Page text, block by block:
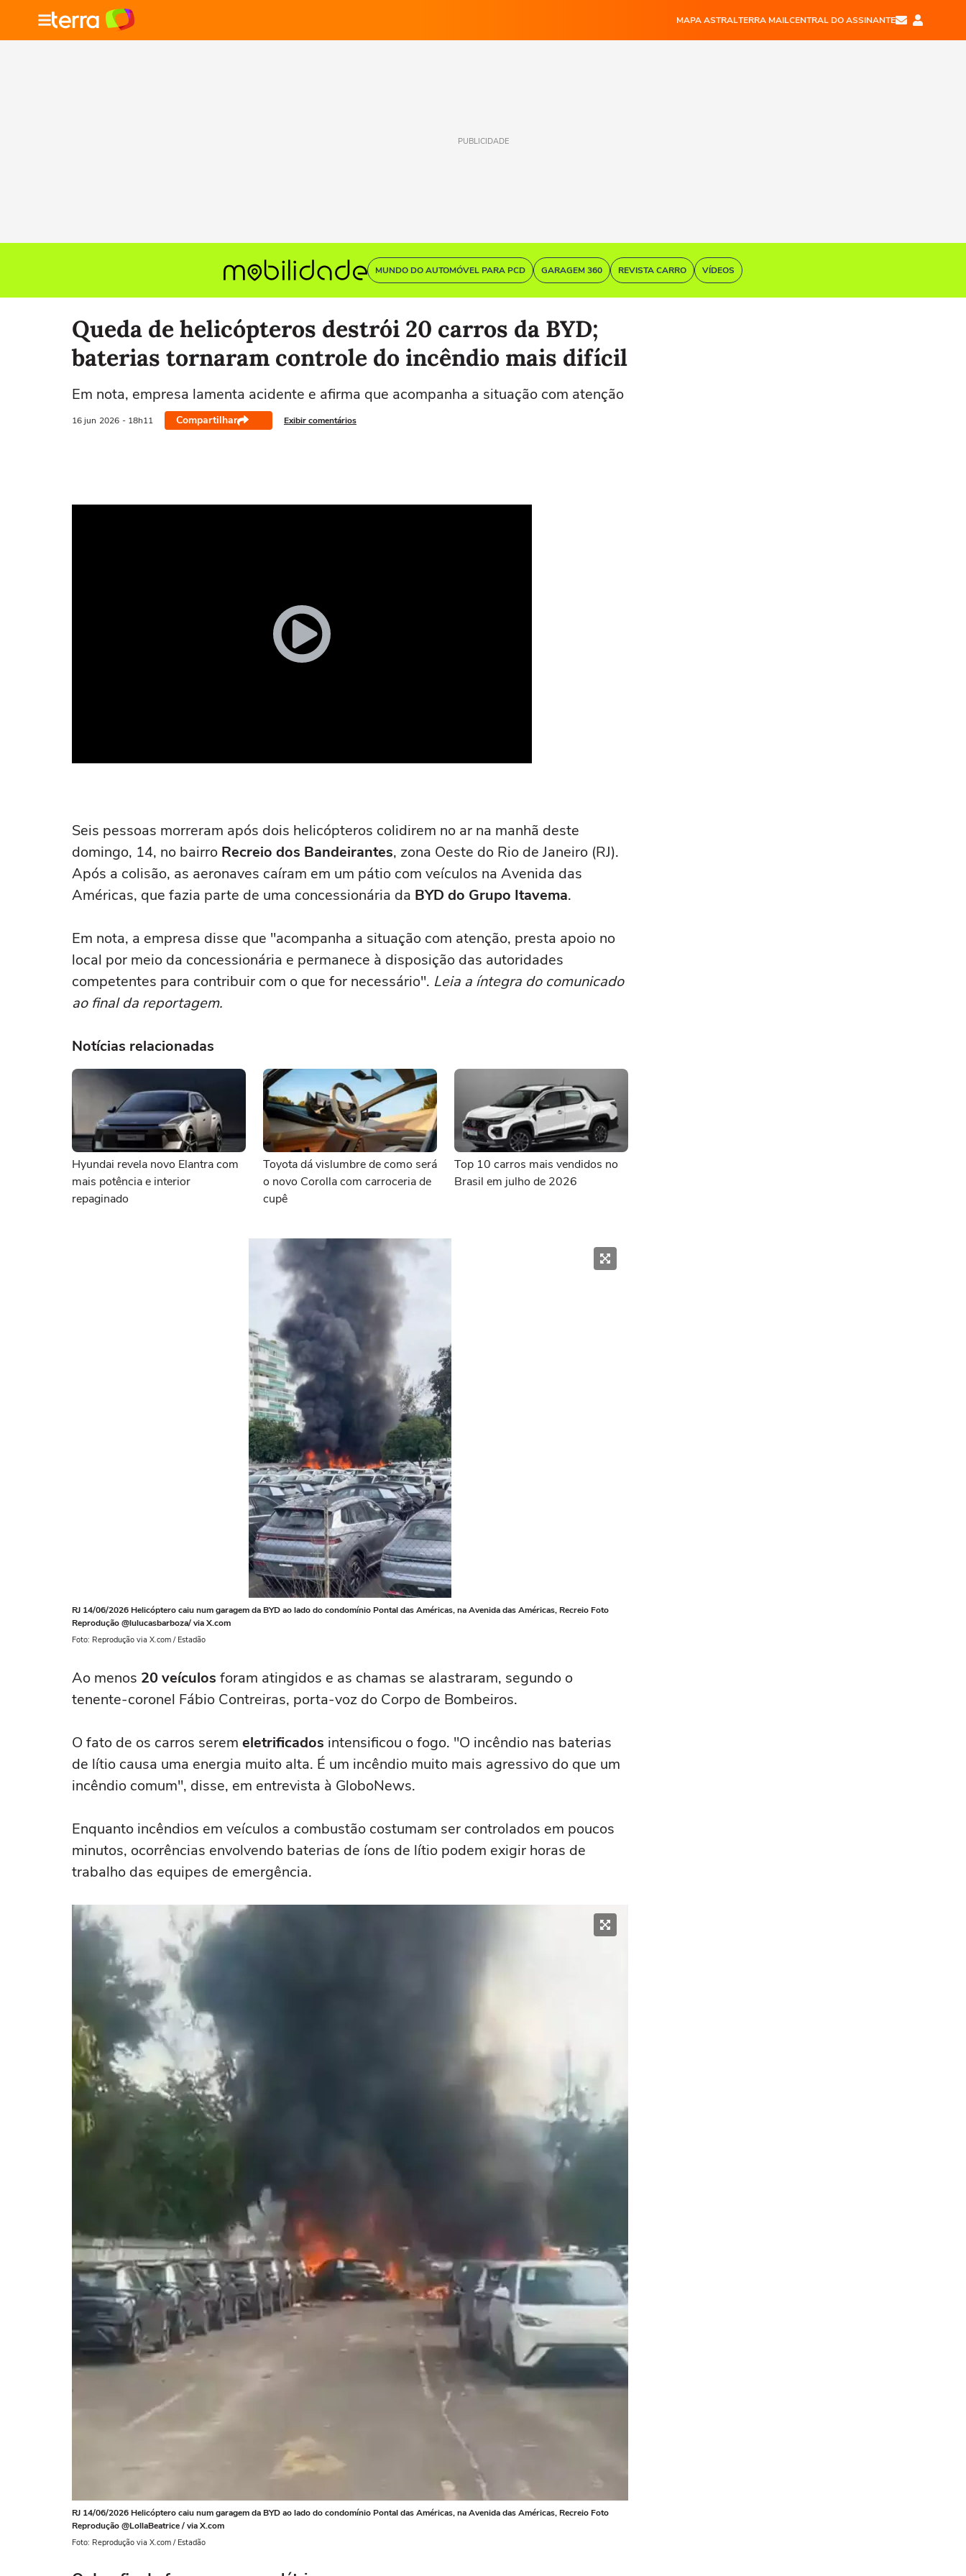
MAPA ASTRALTERRA MAILCENTRAL DO ASSINANTE
PUBLICIDADE
MUNDO DO AUTOMÓVEL PARA PCD GARAGEM 360 REVISTA CARRO VÍDEOS
Queda de helicópteros destrói 20 carros da BYD;
baterias tornaram controle do incêndio mais difícil
Em nota, empresa lamenta acidente e afirma que acompanha a situação com atenção
16 jun 2026 - 18h11 Compartilhar Exibir comentários
Seis pessoas morreram após dois helicópteros colidirem no ar na manhã deste
domingo, 14, no bairro Recreio dos Bandeirantes, zona Oeste do Rio de Janeiro (RJ).
Após a colisão, as aeronaves caíram em um pátio com veículos na Avenida das
Américas, que fazia parte de uma concessionária da BYD do Grupo Itavema.
Em nota, a empresa disse que "acompanha a situação com atenção, presta apoio no
local por meio da concessionária e permanece à disposição das autoridades
competentes para contribuir com o que for necessário". Leia a íntegra do comunicado
ao final da reportagem.
Notícias relacionadas
Hyundai revela novo Elantra com
mais potência e interior
repaginado
Toyota dá vislumbre de como será
o novo Corolla com carroceria de
cupê
Top 10 carros mais vendidos no
Brasil em julho de 2026
RJ 14/06/2026 Helicóptero caiu num garagem da BYD ao lado do condomínio Pontal das Américas, na Avenida das Américas, Recreio Foto
Reprodução @lulucasbarboza/ via X.com
Foto: Reprodução via X.com / Estadão
Ao menos 20 veículos foram atingidos e as chamas se alastraram, segundo o
tenente-coronel Fábio Contreiras, porta-voz do Corpo de Bombeiros.
O fato de os carros serem eletrificados intensificou o fogo. "O incêndio nas baterias
de lítio causa uma energia muito alta. É um incêndio muito mais agressivo do que um
incêndio comum", disse, em entrevista à GloboNews.
Enquanto incêndios em veículos a combustão costumam ser controlados em poucos
minutos, ocorrências envolvendo baterias de íons de lítio podem exigir horas de
trabalho das equipes de emergência.
RJ 14/06/2026 Helicóptero caiu num garagem da BYD ao lado do condomínio Pontal das Américas, na Avenida das Américas, Recreio Foto
Reprodução @LollaBeatrice / via X.com
Foto: Reprodução via X.com / Estadão